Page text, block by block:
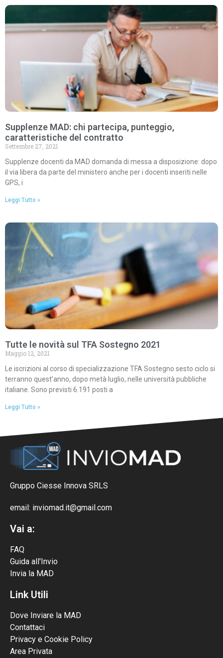
Supplenze MAD: chi partecipa, punteggio,
caratteristiche del contratto
Settembre 27, 2021
Supplenze docenti da MAD domanda di messa a disposizione: dopo
il via libera da parte del ministero anche per i docenti inseriti nelle
GPS, i
Leggi Tutto »
Tutte le novità sul TFA Sostegno 2021
Maggio 12, 2021
Le iscrizioni al corso di specializzazione TFA Sostegno sesto ciclo si
terranno quest’anno, dopo metà luglio, nelle università pubbliche
italiane. Sono previsti 6.191 posti a
Leggi Tutto »
Gruppo Ciesse Innova SRLS
email: inviomad.it@gmail.com
Vai a:
FAQ
Guida all'Invio
Invia la MAD
Link Utili
Dove Inviare la MAD
Contattaci
Privacy e Cookie Policy
Area Privata